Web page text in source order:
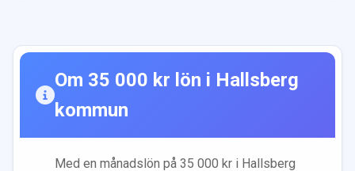
Om 35 000 kr lön i Hallsberg
kommun
Med en månadslön på 35 000 kr i Hallsberg